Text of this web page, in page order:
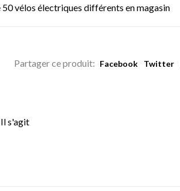
50 vélos électriques différents en magasin
Partager ce produit: Facebook Twitter
s'agit